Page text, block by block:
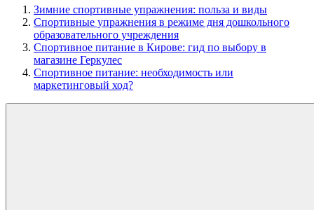
Зимние спортивные упражнения: польза и виды
Спортивные упражнения в режиме дня дошкольного
образовательного учреждения
Спортивное питание в Кирове: гид по выбору в
магазине Геркулес
Спортивное питание: необходимость или
маркетинговый ход?